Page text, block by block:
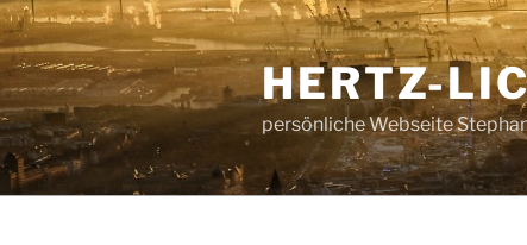
Zum
Inhalt
springen
HERTZ-
persönliche Webseite